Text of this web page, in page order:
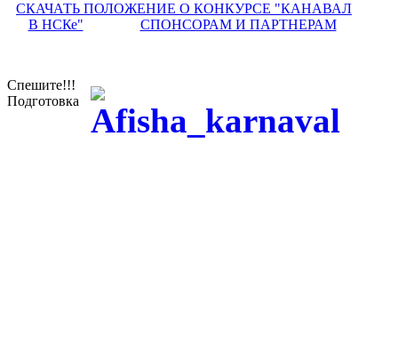
СКАЧАТЬ ПОЛОЖЕНИЕ О КОНКУРСЕ "КАНАВАЛ
В НСКе"
СПОНСОРАМ И ПАРТНЕРАМ
Спешите!!!
Подготовка